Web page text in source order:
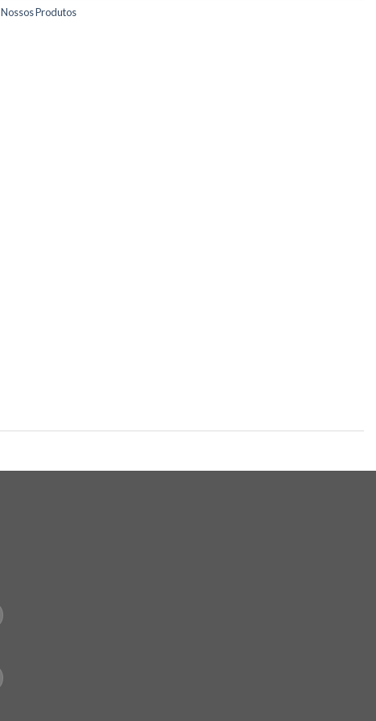
Nossos Produtos